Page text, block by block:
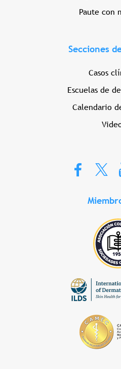
Paute con
Secciones
Casos
Escuelas de
Calendario